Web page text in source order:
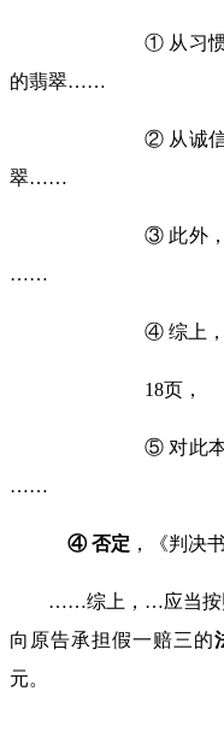
① 从习
的翡翠……
② 从诚
翠……
③ 此外，
……
④ 综上，
18页，
⑤ 对此
……
④ 否定 ，《判决
……综上， …应当
向原告承担假一赔三的
元。